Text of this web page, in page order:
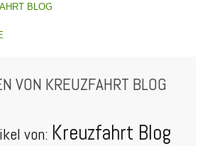
BLOG
VON KREUZFAHRT BLOG
von: Kreuzfahrt Blog